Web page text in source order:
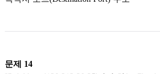
문제 14